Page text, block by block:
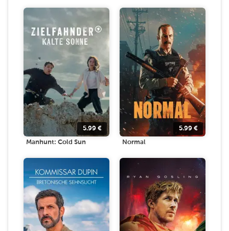
5.99 €
Manhunt: Cold Sun
5.99 €
Normal